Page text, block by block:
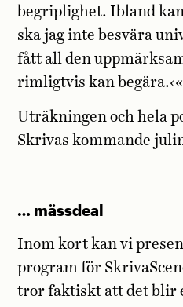
begriplighet. Ibland
ska jag inte besvära
fått all den
rimligtvis kan begära.‹«
Uträkningen och hela
Skrivas kommande
… mässdeal
Inom kort kan vi
program för
tror faktiskt att det blir